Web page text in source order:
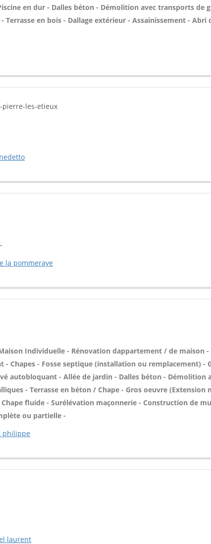
en dur - Dalles béton - Démolition avec transports de
Terrasse en bois - Dallage extérieur - Assainissement - Abri
pierre-les-etieux
la pommeraye
Individuelle - Rénovation dappartement / de maison
- Chapes - Fosse septique (installation ou remplacement) -
autobloquant - Allée de jardin - Dalles béton - Démolition
- Terrasse en béton / Chape - Gros oeuvre (Extension
fluide - Surélévation maçonnerie - Construction de
ou partielle -
philippe
laurent